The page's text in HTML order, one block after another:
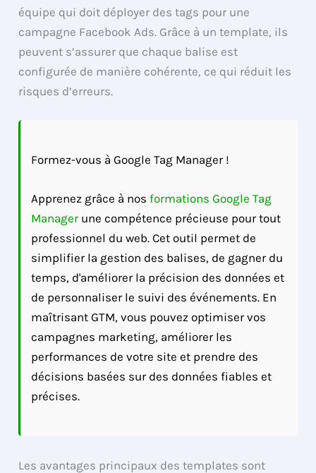
équipe qui doit déployer des tags pour une
campagne Facebook Ads. Grâce à un template, ils
peuvent s’assurer que chaque balise est
configurée de manière cohérente, ce qui réduit les
risques d’erreurs.
Formez-vous à Google Tag Manager !
Apprenez grâce à nosformations Google Tag
Managerune compétence précieuse pour tout
professionnel du web. Cet outil permet de
simplifier la gestion des balises, de gagner du
temps, d'améliorer la précision des données et
de personnaliser le suivi des événements. En
maîtrisant GTM, vous pouvez optimiser vos
campagnes marketing, améliorer les
performances de votre site et prendre des
décisions basées sur des données fiables et
précises.
Les avantages principaux des templates sont